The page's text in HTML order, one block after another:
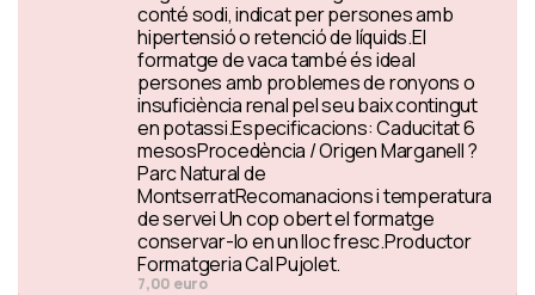
conté sodi, indicat per persones amb
hipertensió o retenció de líquids.El
formatge de vaca també és ideal
persones amb problemes de ronyons o
insuficiència renal pel seu baix contingut
en potassi.Especificacions: Caducitat 6
mesosProcedència / Origen Marganell ?
Parc Natural de
MontserratRecomanacions i temperatura
de servei Un cop obert el formatge
conservar-lo en un lloc fresc.Productor
Formatgeria Cal Pujolet.
7,00 euro